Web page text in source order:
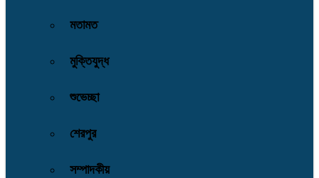
মতামত
মুক্তিযুদ্ধ
শুভেচ্ছা
শেরপুর
সম্পাদকীয়